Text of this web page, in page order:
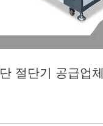
절단기 공급업체